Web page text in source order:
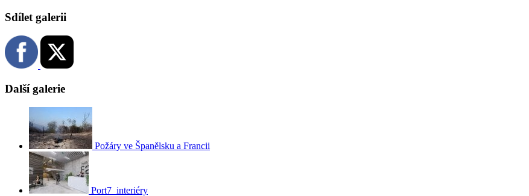
Sdílet galerii
Další galerie
Požáry ve Španělsku a Francii
Port7_interiéry